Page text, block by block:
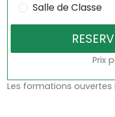
Salle de Classe
Prix
Les formations